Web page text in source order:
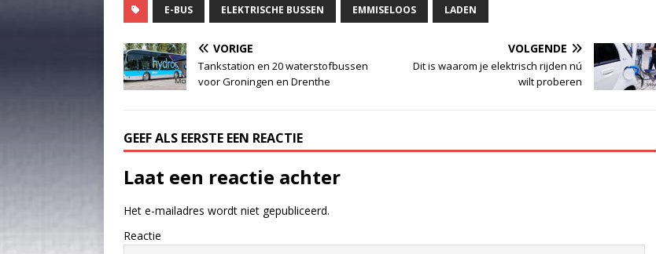
E-BUS ELEKTRISCHE BUSSEN EMMISELOOS LADEN
VORIGE
Tankstation en 20 waterstofbussen
voor Groningen en Drenthe
VOLGENDE
Dit is waarom je elektrisch rijden nú
wilt proberen
GEEF ALS EERSTE EEN REACTIE
Laat een reactie achter
Het e-mailadres wordt niet gepubliceerd.
Reactie